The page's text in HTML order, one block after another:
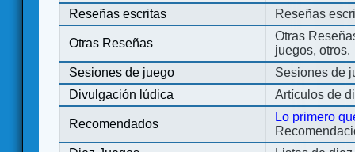
Reseñas escritas
Reseñas
Otras Reseñas
Otras
juegos, otros.
Sesiones de juego
Sesiones de
Divulgación lúdica
Artículos de
Recomendados
Lo primero